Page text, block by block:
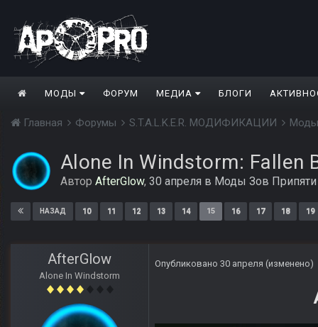
МОДЫ ФОРУМ МЕДИА БЛОГИ
Главная Форумы S.T.A.L.K.E.R. МОДИФИКАЦИИ
Alone In Windstorm: Fallen
Автор AfterGlow, 30 апреля в Моды Зов Припяти
НАЗАД 10 11 12 13 14 15 16 17 18 19
AfterGlow
Alone In Windstorm
Опубликовано 30 апреля (изменено)